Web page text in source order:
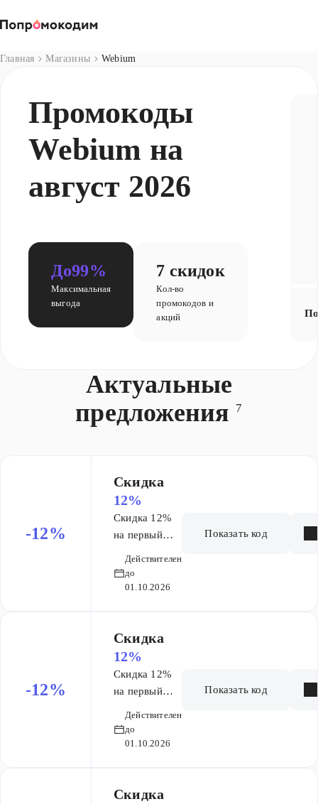
Главная Магазины Webium
Промокоды
Webium на
август 2026
До99%
Максимальная
выгода
7 скидок
Кол-во
промокодов и
акций
Актуальные
предложения 7
-12%
Скидка
12%
Скидка 12%
на первый
Основа ЕГЭ 9
мес
Действителен
до
01.10.2026
Показать код
-12%
Скидка
12%
Скидка 12%
на первый
Основа ОГЭ 9
мес
Действителен
до
01.10.2026
Показать код
Скидка